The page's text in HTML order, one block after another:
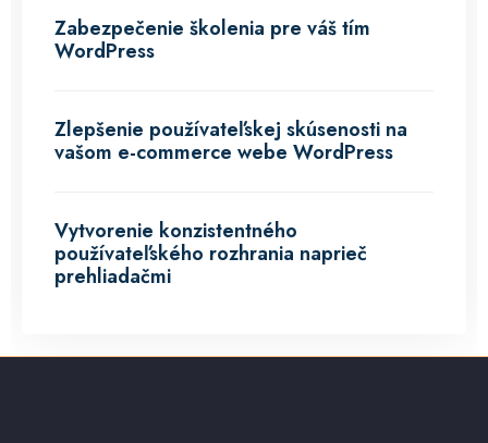
Zabezpečenie školenia pre váš tím
WordPress
Zlepšenie používateľskej skúsenosti na
vašom e-commerce webe WordPress
Vytvorenie konzistentného
používateľského rozhrania naprieč
prehliadačmi